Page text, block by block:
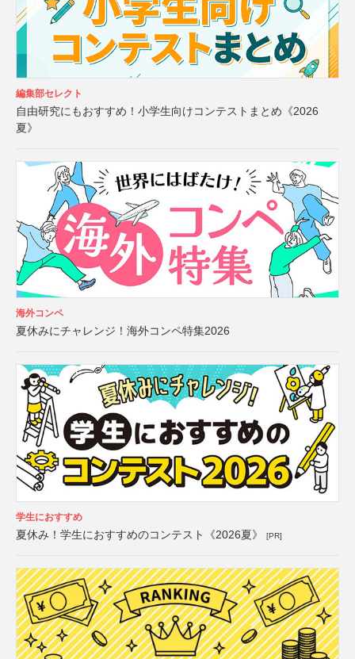
編集部セレクト
自由研究にもおすすめ！小学生向けコンテストまとめ《2026
夏》
海外コンペ
夏休みにチャレンジ！海外コンペ特集2026
学生におすすめ
夏休み！学生におすすめのコンテスト《2026夏》 [PR]